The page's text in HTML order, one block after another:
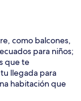
como balcones,
para niños;
que te
llegada para
habitación que